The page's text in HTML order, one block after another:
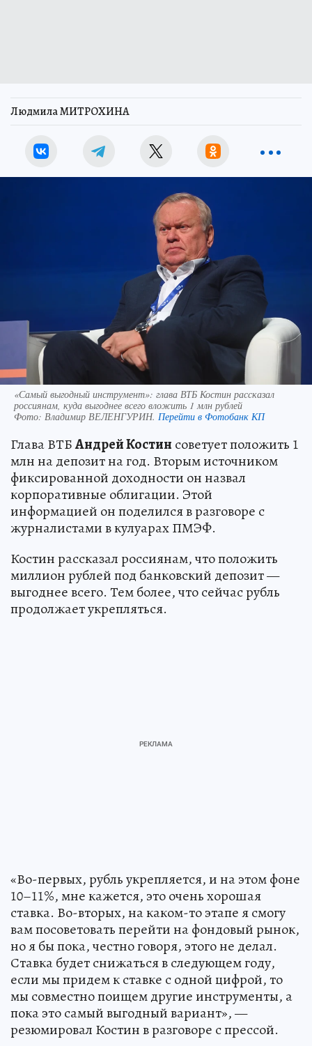
Людмила МИТРОХИНА
«Самый выгодный инструмент»: глава ВТБ Костин рассказал
россиянам, куда выгоднее всего вложить 1 млн рублей
Фото: Владимир ВЕЛЕНГУРИН. Перейти в Фотобанк КП
Глава ВТБАндрей Костин советует положить 1
млн на депозит на год. Вторым источником
фиксированной доходности он назвал
корпоративные облигации. Этой
информацией он поделился в разговоре с
журналистами в кулуарах ПМЭФ.
Костин рассказал россиянам, что положить
миллион рублей под банковский депозит —
выгоднее всего. Тем более, что сейчас рубль
продолжает укрепляться.
«Во-первых, рубль укрепляется, и на этом фоне
10–11%, мне кажется, это очень хорошая
ставка. Во-вторых, на каком-то этапе я смогу
вам посоветовать перейти на фондовый рынок,
но я бы пока, честно говоря, этого не делал.
Ставка будет снижаться в следующем году,
если мы придем к ставке с одной цифрой, то
мы совместно поищем другие инструменты, а
пока это самый выгодный вариант», —
резюмировал Костин в разговоре с прессой.